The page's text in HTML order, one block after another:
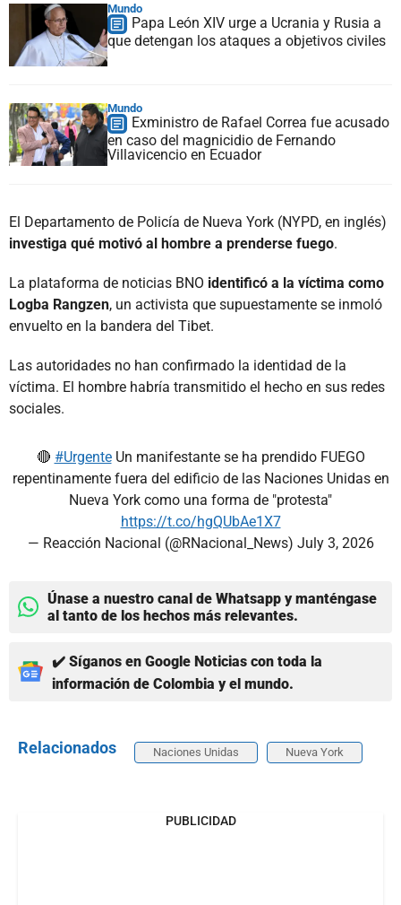
Mundo
Papa León XIV urge a Ucrania y Rusia a
que detengan los ataques a objetivos civiles
Mundo
Exministro de Rafael Correa fue acusado
en caso del magnicidio de Fernando
Villavicencio en Ecuador
El Departamento de Policía de Nueva York (NYPD, en inglés)
investiga qué motivó al hombre a prenderse fuego.
La plataforma de noticias BNO identificó a la víctima como
Logba Rangzen, un activista que supuestamente se inmoló
envuelto en la bandera del Tibet.
Las autoridades no han confirmado la identidad de la
víctima. El hombre habría transmitido el hecho en sus redes
sociales.
🔴 #UrgenteUn manifestante se ha prendido FUEGO
repentinamente fuera del edificio de las Naciones Unidas en
Nueva York como una forma de "protesta"
https://t.co/hgQUbAe1X7
— Reacción Nacional (@RNacional_News) July 3, 2026
Únase a nuestro canal de Whatsapp y manténgase
al tanto de los hechos más relevantes.
✔️ Síganos en Google Noticias con toda la
información de Colombia y el mundo.
Relacionados Naciones Unidas Nueva York
PUBLICIDAD